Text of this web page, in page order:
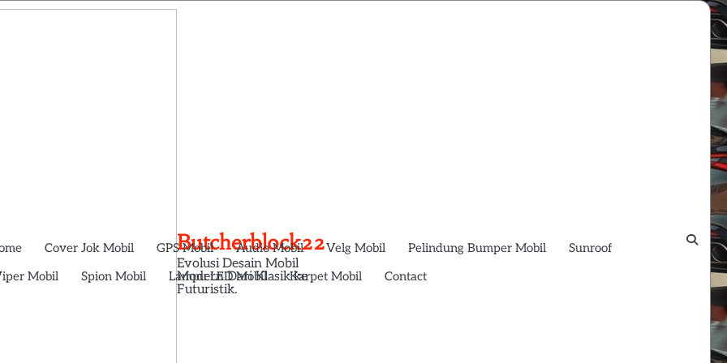
Butcherblock22
Evolusi Desain Mobil
Modern Dari Klasik ke
Futuristik.
Cover Jok Mobil GPS Mobil Audio Mobil Velg Mobil Pelindung Bumper Mobil
Sunroof
Mobil
Spion Mobil Lampu LED Mobil Karpet Mobil Contact